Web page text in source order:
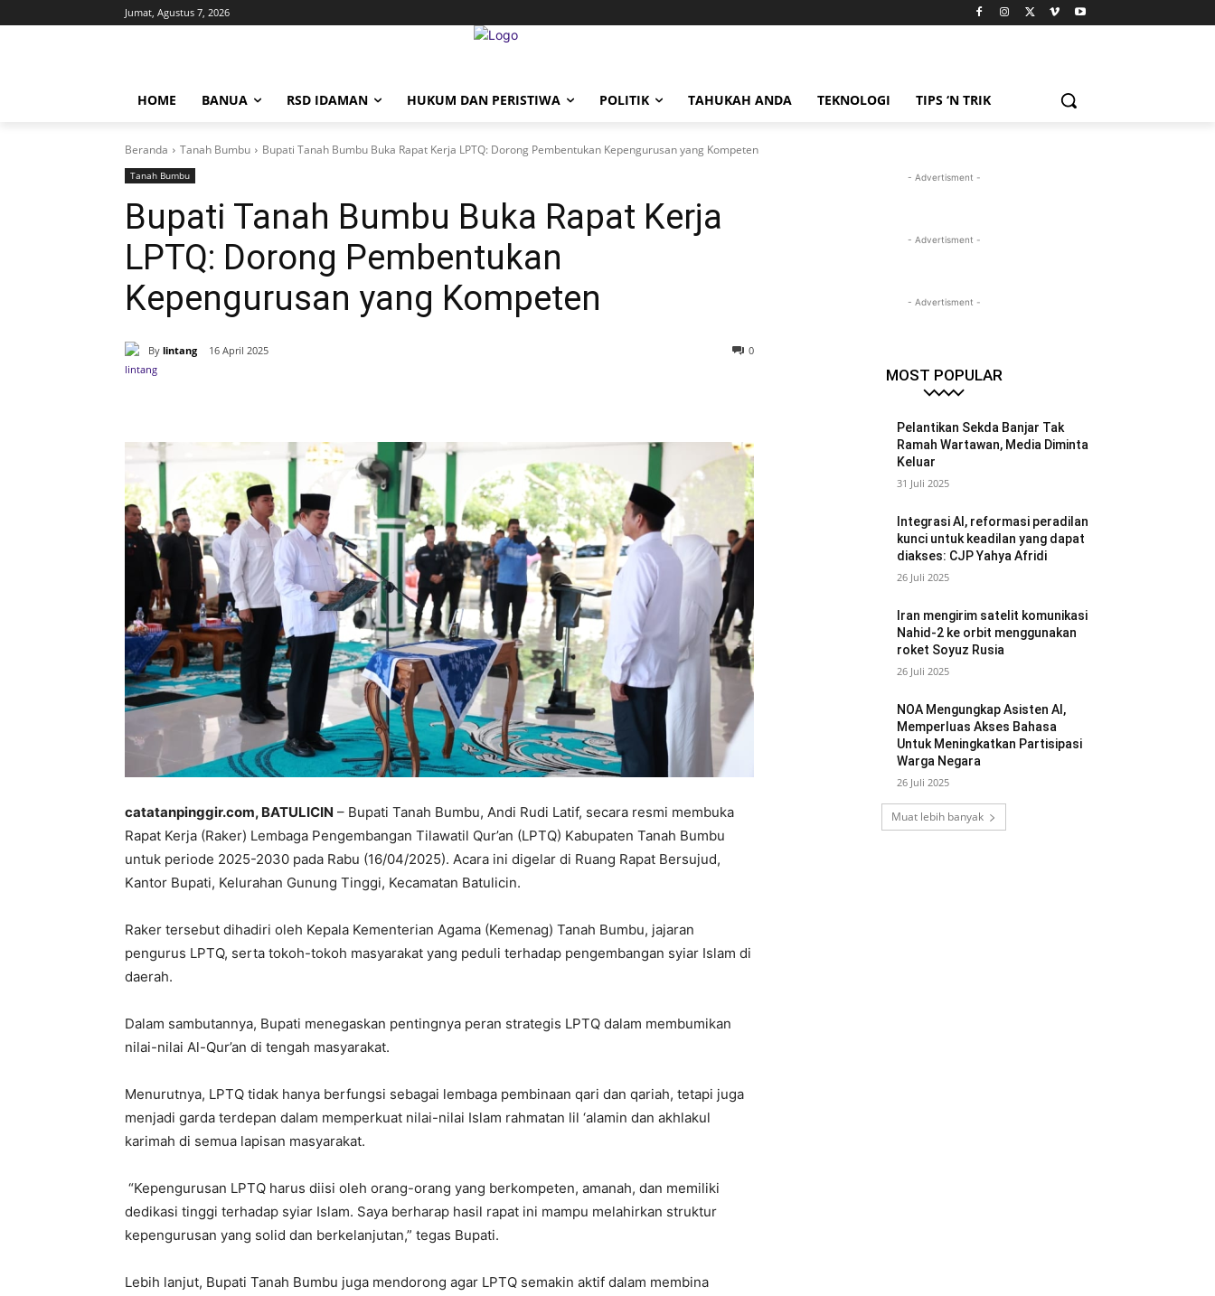
Jumat, Agustus 7, 2026
HOME BANUA RSD IDAMAN HUKUM DAN PERISTIWA POLITIK TAHUKAH ANDA TEKNOLOGI TIPS ‘N TRIK
Beranda Tanah Bumbu Bupati Tanah Bumbu Buka Rapat Kerja LPTQ: Dorong Pembentukan Kepengurusan yang Kompeten
Tanah Bumbu
Bupati Tanah Bumbu Buka Rapat Kerja
LPTQ: Dorong Pembentukan
Kepengurusan yang Kompeten
By lintang 16 April 2025 0
catatanpinggir.com, BATULICIN – Bupati Tanah Bumbu, Andi Rudi Latif, secara resmi membuka
Rapat Kerja (Raker) Lembaga Pengembangan Tilawatil Qur’an (LPTQ) Kabupaten Tanah Bumbu
untuk periode 2025-2030 pada Rabu (16/04/2025). Acara ini digelar di Ruang Rapat Bersujud,
Kantor Bupati, Kelurahan Gunung Tinggi, Kecamatan Batulicin.
Raker tersebut dihadiri oleh Kepala Kementerian Agama (Kemenag) Tanah Bumbu, jajaran
pengurus LPTQ, serta tokoh-tokoh masyarakat yang peduli terhadap pengembangan syiar Islam di
daerah.
Dalam sambutannya, Bupati menegaskan pentingnya peran strategis LPTQ dalam membumikan
nilai-nilai Al-Qur’an di tengah masyarakat.
Menurutnya, LPTQ tidak hanya berfungsi sebagai lembaga pembinaan qari dan qariah, tetapi juga
menjadi garda terdepan dalam memperkuat nilai-nilai Islam rahmatan lil ‘alamin dan akhlakul
karimah di semua lapisan masyarakat.
“Kepengurusan LPTQ harus diisi oleh orang-orang yang berkompeten, amanah, dan memiliki
dedikasi tinggi terhadap syiar Islam. Saya berharap hasil rapat ini mampu melahirkan struktur
kepengurusan yang solid dan berkelanjutan,” tegas Bupati.
Lebih lanjut, Bupati Tanah Bumbu juga mendorong agar LPTQ semakin aktif dalam membina
- Advertisment -
- Advertisment -
- Advertisment -
MOST POPULAR
Pelantikan Sekda Banjar Tak
Ramah Wartawan, Media Diminta
Keluar
31 Juli 2025
Integrasi AI, reformasi peradilan
kunci untuk keadilan yang dapat
diakses: CJP Yahya Afridi
26 Juli 2025
Iran mengirim satelit komunikasi
Nahid-2 ke orbit menggunakan
roket Soyuz Rusia
26 Juli 2025
NOA Mengungkap Asisten AI,
Memperluas Akses Bahasa
Untuk Meningkatkan Partisipasi
Warga Negara
26 Juli 2025
Muat lebih banyak